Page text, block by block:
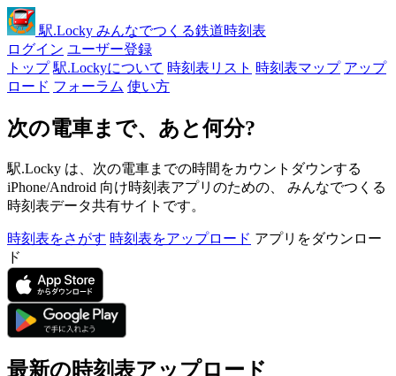
駅.Locky みんなでつくる鉄道時刻表
ログイン ユーザー登録
トップ 駅.Lockyについて 時刻表リスト 時刻表マップ アップ
ロード フォーラム 使い方
次の電車まで、あと何分?
駅.Locky は、次の電車までの時間をカウントダウンする
iPhone/Android 向け時刻表アプリのための、 みんなでつくる
時刻表データ共有サイトです。
時刻表をさがす 時刻表をアップロード アプリをダウンロー
ド
最新の時刻表アップロード